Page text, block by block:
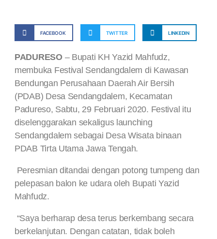
FACEBOOK TWITTER LINKEDIN
PADURESO– Bupati KH Yazid Mahfudz,
membuka Festival Sendangdalem di Kawasan
Bendungan Perusahaan Daerah Air Bersih
(PDAB) Desa Sendangdalem, Kecamatan
Padureso, Sabtu, 29 Februari 2020. Festival itu
diselenggarakan sekaligus launching
Sendangdalem sebagai Desa Wisata binaan
PDAB Tirta Utama Jawa Tengah.
Peresmian ditandai dengan potong tumpeng dan
pelepasan balon ke udara oleh Bupati Yazid
Mahfudz.
“Saya berharap desa terus berkembang secara
berkelanjutan. Dengan catatan, tidak boleh